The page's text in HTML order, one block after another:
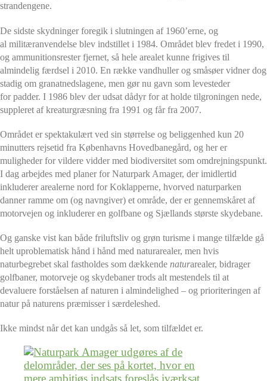
strandengene.
De sidste skydninger foregik i slutningen af 1960’erne, og
al militæranvendelse blev indstillet i 1984. Området blev fredet i 1990,
og ammunitionsrester fjernet, så hele arealet kunne frigives til
almindelig færdsel i 2010. En række vandhuller og småsøer vidner dog
stadig om granatnedslagene, men gør nu gavn som levesteder
for padder. I 1986 blev der udsat dådyr for at holde tilgroningen nede,
suppleret af kreaturgræsning fra 1991 og får fra 2007.
Området er spektakulært ved sin størrelse og beliggenhed kun 20
minutters rejsetid fra Københavns Hovedbanegård, og her er
muligheder for vildere vidder med biodiversitet som omdrejningspunkt.
I dag arbejdes med planer for Naturpark Amager, der imidlertid
inkluderer arealerne nord for Koklapperne, hvorved naturparken
danner ramme om (og navngiver) et område, der er gennemskåret af
motorvejen og inkluderer en golfbane og Sjællands største skydebane.
Og ganske vist kan både friluftsliv og grøn turisme i mange tilfælde gå
helt uproblematisk hånd i hånd med naturarealer, men hvis
naturbegrebet skal fastholdes som dækkende naturarealer, bidrager
golfbaner, motorveje og skydebaner trods alt mestendels til at
devaluere forståelsen af naturen i almindelighed – og prioriteringen af
natur på naturens præmisser i særdeleshed.
Ikke mindst når det kan undgås så let, som tilfældet er.